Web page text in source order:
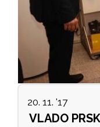
20. 11. '17
VLADO